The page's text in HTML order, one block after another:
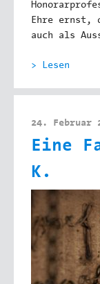
Ehre ernst,
auch als
> Lesen
24. Februar
Eine
K.